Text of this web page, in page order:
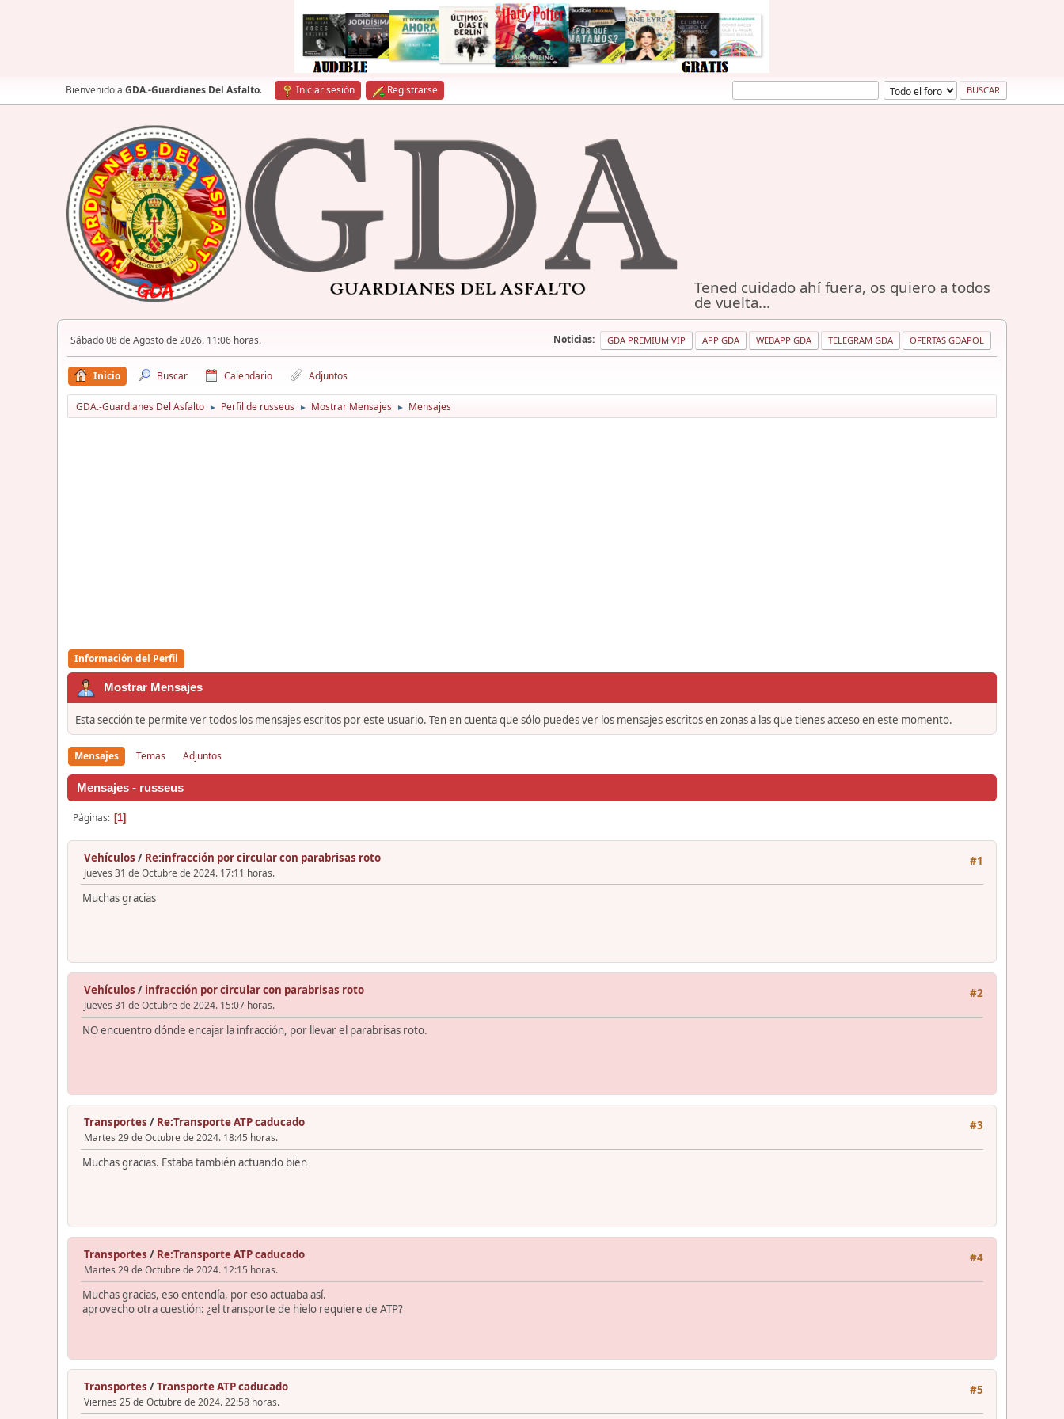
Bienvenido a GDA.-Guardianes Del Asfalto. Iniciar sesión Registrarse
Tened cuidado ahí fuera, os quiero a todos
de vuelta...
Sábado 08 de Agosto de 2026. 11:06 horas. Noticias: GDA PREMIUM VIP APP GDA WEBAPP GDA TELEGRAM GDA OFERTAS GDAPOL
Inicio Buscar Calendario Adjuntos
GDA.-Guardianes Del Asfalto ► Perfil de russeus ► Mostrar Mensajes ► Mensajes
Información del Perfil
Mostrar Mensajes
Esta sección te permite ver todos los mensajes escritos por este usuario. Ten en cuenta que sólo puedes ver los mensajes escritos en zonas a las que tienes acceso en este momento.
Mensajes Temas Adjuntos
Mensajes - russeus
Páginas 1
#1
Vehículos / Re:infracción por circular con parabrisas roto
Jueves 31 de Octubre de 2024. 17:11 horas.
Muchas gracias
#2
Vehículos / infracción por circular con parabrisas roto
Jueves 31 de Octubre de 2024. 15:07 horas.
NO encuentro dónde encajar la infracción, por llevar el parabrisas roto.
#3
Transportes / Re:Transporte ATP caducado
Martes 29 de Octubre de 2024. 18:45 horas.
Muchas gracias. Estaba también actuando bien
#4
Transportes / Re:Transporte ATP caducado
Martes 29 de Octubre de 2024. 12:15 horas.
Muchas gracias, eso entendía, por eso actuaba así.
aprovecho otra cuestión: ¿el transporte de hielo requiere de ATP?
#5
Transportes /Transporte ATP caducado
Viernes 25 de Octubre de 2024. 22:58 horas.